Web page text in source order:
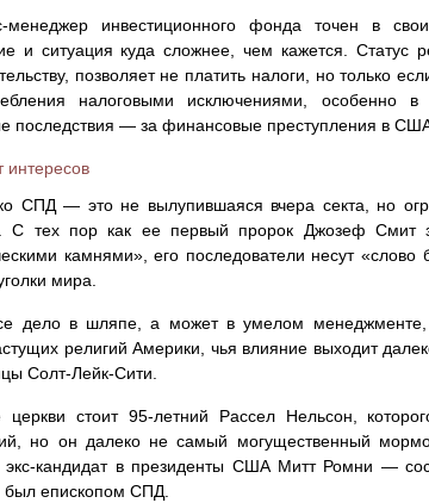
менеджер инвестиционного фонда точен в
и ситуация куда сложнее, чем кажется. Статус
позволяет не платить налоги, но только
налоговыми исключениями, особенно
последствия — за финансовые преступления в
интересов
СПД — это не вылупившаяся вчера секта, но
С тех пор как ее первый пророк Джозеф Смит
камнями», его последователи несут
мира.
дело в шляпе, а может в умелом
религий Америки, чья влияние выходит
Солт-Лейк-Сити.
церкви стоит 95-летний Рассел Нельсон,
но он далеко не самый могущественный
экс-кандидат в президенты США Митт Ромни —
был епископом СПД.